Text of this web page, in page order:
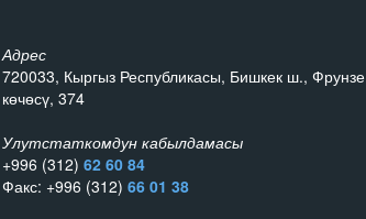
Адрес
720033, Кыргыз Республикасы, Бишкек ш., Фрунзе
көчөсү, 374
Улутстаткомдун кабылдамасы
+996 (312) 62 60 84
Факс: +996 (312) 66 01 38